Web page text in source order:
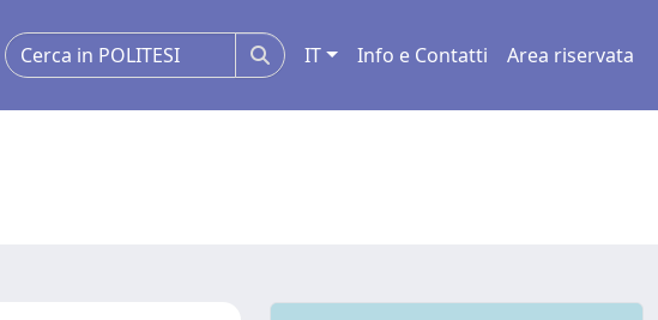
IT Info e Contatti Area riservata